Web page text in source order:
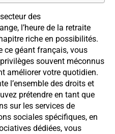
des
l’heure de la retraite
riche en possibilités.
ce géant français, vous
souvent méconnus
améliorer votre quotidien.
l’ensemble des droits et
prétendre en tant que
sur les services de
sociales spécifiques, en
dédiées, vous